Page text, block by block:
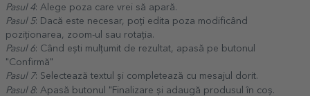
Pasul 4: Alege poza care vrei să apară.
Pasul 5: Dacă este necesar, poți edita poza modificând
poziționarea, zoom-ul sau rotația.
Pasul 6: Când ești mulțumit de rezultat, apasă pe butonul
"Confirmă"
Pasul 7: Selectează textul și completează cu mesajul dorit.
Pasul 8: Apasă butonul "Finalizare și adaugă produsul în coș.